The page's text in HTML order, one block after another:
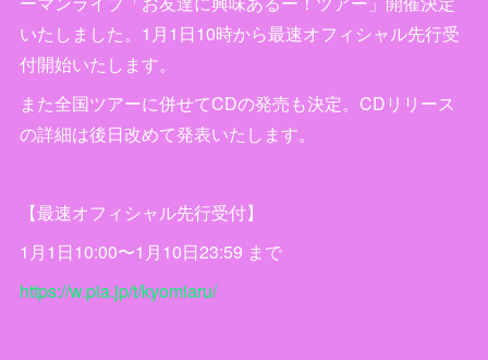
いたしました。1月1日10時から最速オフィシャル先行受
付開始いたします。
また全国ツアーに併せてCDの発売も決定。CDリリース
の詳細は後日改めて発表いたします。
【最速オフィシャル先行受付】
1月1日10:00〜1月10日23:59 まで
https://w.pia.jp/t/kyomiaru/